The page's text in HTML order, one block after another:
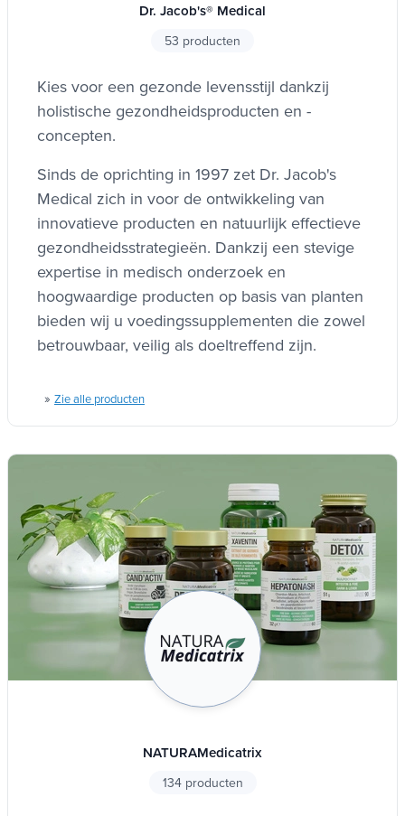
Dr. Jacob's® Medical
53 producten
Kies voor een gezonde levensstijl dankzij
holistische gezondheidsproducten en -
concepten.
Sinds de oprichting in 1997 zet Dr. Jacob's
Medical zich in voor de ontwikkeling van
innovatieve producten en natuurlijk effectieve
gezondheidsstrategieën. Dankzij een stevige
expertise in medisch onderzoek en
hoogwaardige producten op basis van planten
bieden wij u voedingssupplementen die zowel
betrouwbaar, veilig als doeltreffend zijn.
» Zie alle producten
NATURAMedicatrix
134 producten